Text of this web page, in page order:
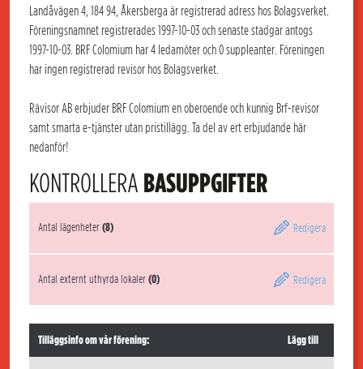
Landåvägen 4, 184 94, Åkersberga är registrerad adress hos Bolagsverket.
Föreningsnamnet registrerades 1997-10-03 och senaste stadgar antogs
1997-10-03. BRF Colomium har 4 ledamöter och 0 suppleanter. Föreningen
har ingen registrerad revisor hos Bolagsverket.
Rävisor AB erbjuder BRF Colomium en oberoende och kunnig Brf-revisor
samt smarta e-tjänster utan pristillägg. Ta del av ert erbjudande här
nedanför!
KONTROLLERA BASUPPGIFTER
Antal lägenheter(8) Redigera
Antal externt uthyrda lokaler(0) Redigera
Tilläggsinfo om vår förening: Lägg till